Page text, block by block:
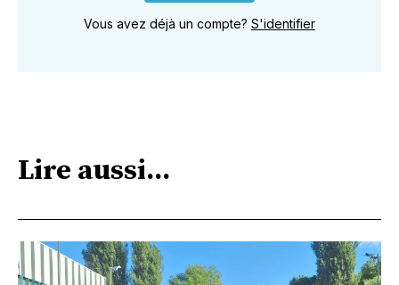
Vous avez déjà un compte? S'identifier
Lire aussi...